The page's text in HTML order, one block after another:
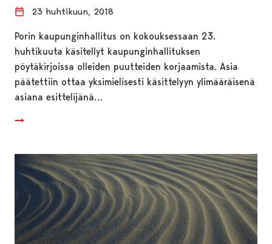
23 huhtikuun, 2018
Porin kaupunginhallitus on kokouksessaan 23.
huhtikuuta käsitellyt kaupunginhallituksen
pöytäkirjoissa olleiden puutteiden korjaamista. Asia
päätettiin ottaa yksimielisesti käsittelyyn ylimääräisenä
asiana esittelijänä…